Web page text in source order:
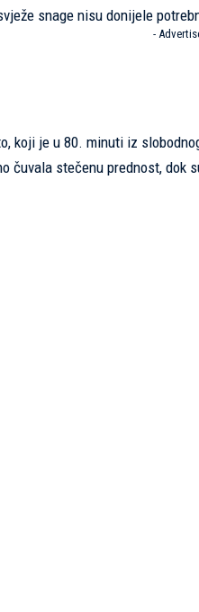
snage nisu donijele
-
koji je u 80. minuti iz
čuvala stečenu prednost,